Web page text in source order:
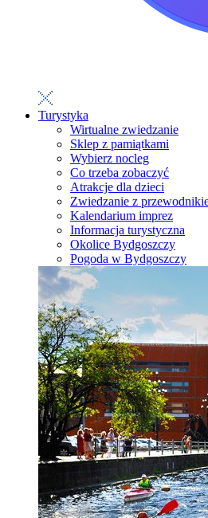
Turystyka
Wirtualne zwiedzanie
Sklep z pamiątkami
Wybierz nocleg
Co trzeba zobaczyć
Atrakcje dla dzieci
Zwiedzanie z
Kalendarium imprez
Informacja turystyczna
Okolice Bydgoszczy
Pogoda w Bydgoszczy